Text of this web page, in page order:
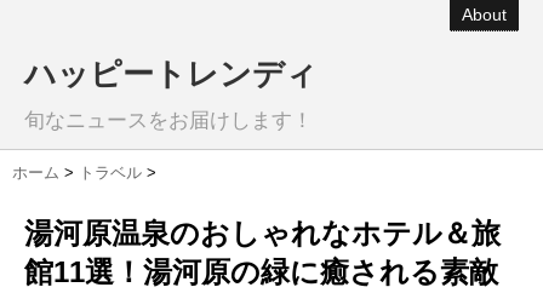
About
ハッピートレンディ
旬なニュースをお届けします！
ホーム > トラベル >
湯河原温泉のおしゃれなホテル＆旅
館11選！湯河原の緑に癒される素敵